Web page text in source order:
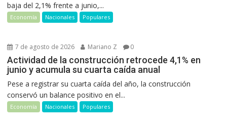
baja del 2,1% frente a junio,...
Economía Nacionales Populares
7 de agosto de 2026 Mariano Z 0
Actividad de la construcción retrocede 4,1% en
junio y acumula su cuarta caída anual
Pese a registrar su cuarta caída del año, la construcción
conservó un balance positivo en el...
Economía Nacionales Populares